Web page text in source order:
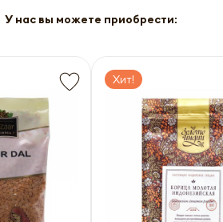
У нас вы можете приобрести:
Хит!